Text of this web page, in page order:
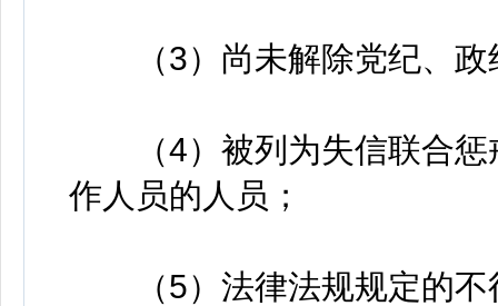
（3）尚未解除党纪、政
（4）被列为失信联合惩
作人员的人员；
（5）法律法规规定的不